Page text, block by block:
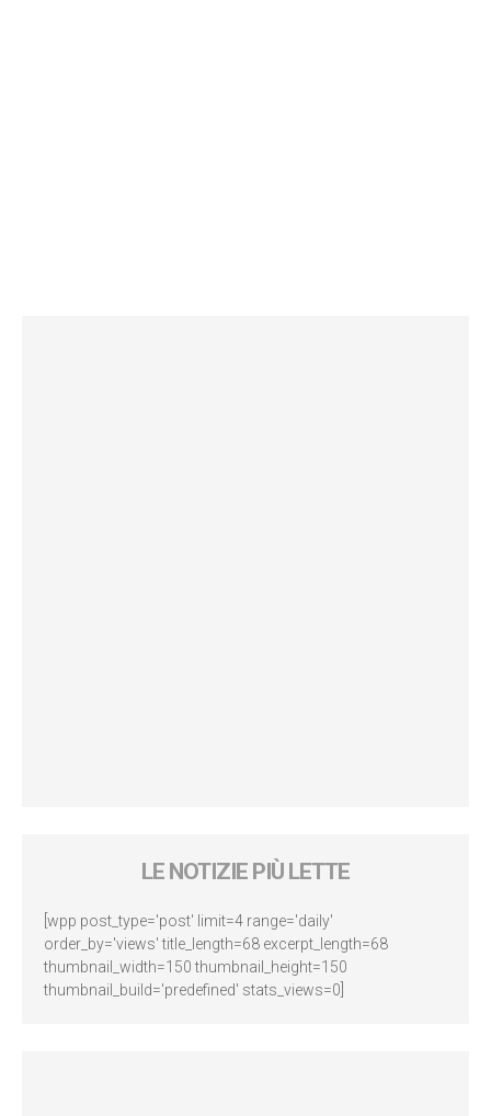
LE NOTIZIE PIÙ LETTE
[wpp post_type='post' limit=4 range='daily'
order_by='views' title_length=68 excerpt_length=68
thumbnail_width=150 thumbnail_height=150
thumbnail_build='predefined' stats_views=0]